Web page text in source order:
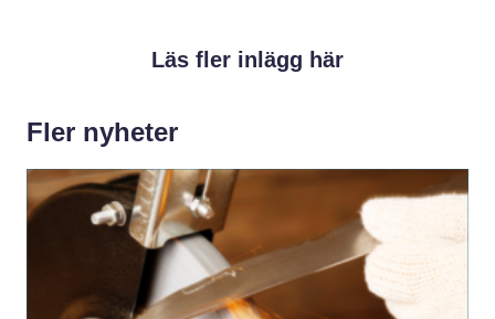
Läs fler inlägg här
Fler nyheter